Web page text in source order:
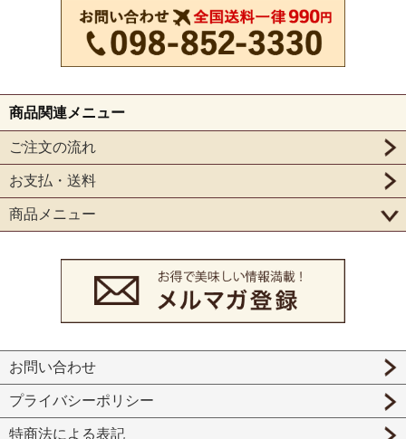
商品関連メニュー
ご注文の流れ
お支払・送料
商品メニュー
お問い合わせ
プライバシーポリシー
特商法による表記